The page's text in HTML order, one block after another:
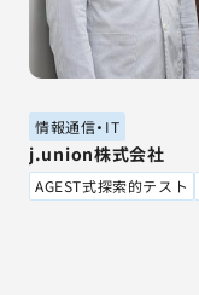
情報通信・IT
j.union株式会社
AGEST式探索的テスト